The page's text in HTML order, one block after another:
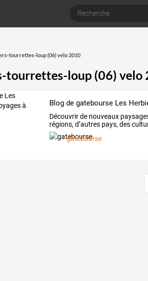
tourrettes-loup (06) velo 2010
tourrettes-loup (06) velo
Découvrirde nouveaux
régions, d’autres pays, des
gatebourse